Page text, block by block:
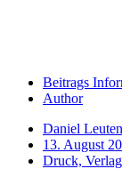
Beitrags
Author
Daniel
13. August
Druck,